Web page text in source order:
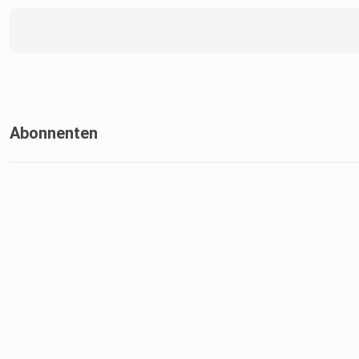
Abonnenten